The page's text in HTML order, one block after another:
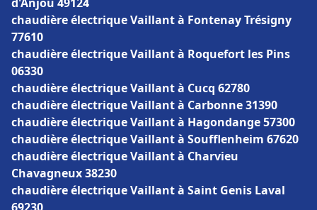
chaudière électrique Vaillant à Fontenay Trésigny
77610
chaudière électrique Vaillant à Roquefort les Pins
06330
chaudière électrique Vaillant à Cucq 62780
chaudière électrique Vaillant à Carbonne 31390
chaudière électrique Vaillant à Hagondange 57300
chaudière électrique Vaillant à Soufflenheim 67620
chaudière électrique Vaillant à Charvieu
Chavagneux 38230
chaudière électrique Vaillant à Saint Genis Laval